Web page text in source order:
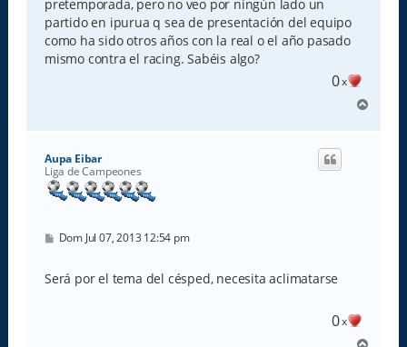
j
e
pretemporada, pero no veo por ningún lado un
partido en ipurua q sea de presentación del equipo
como ha sido otros años con la real o el año pasado
mismo contra el racing. Sabéis algo?
0x
r
Aupa Eibar
Liga de Campeones
M
s
a
Dom Jul 07, 2013 12:54 pm
Será por el tema del césped, necesita aclimatarse
0x